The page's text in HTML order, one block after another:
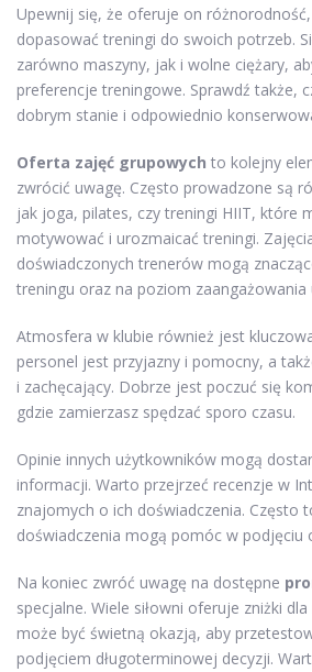
Upewnij się, że oferuje on
dopasować treningi do swoich potrzeb.
zarówno maszyny, jak i wolne ciężary,
preferencje treningowe. Sprawdź także,
dobrym stanie i odpowiednio
Oferta zajęć grupowych to kolejny
zwrócić uwagę. Często prowadzone są
jak joga, pilates, czy treningi HIIT, które
motywować i urozmaicać treningi.
doświadczonych trenerów mogą
treningu oraz na poziom zaangażowania
Atmosfera w klubie również jest
personel jest przyjazny i pomocny, a
i zachęcający. Dobrze jest poczuć się
gdzie zamierzasz spędzać sporo czasu.
Opinie innych użytkowników mogą
informacji. Warto przejrzeć recenzje w
znajomych o ich doświadczenia. Często
doświadczenia mogą pomóc w podjęciu
Na koniec zwróć uwagę na dostępne
specjalne. Wiele siłowni oferuje zniżki
może być świetną okazją, aby
podjęciem długoterminowej decyzji.